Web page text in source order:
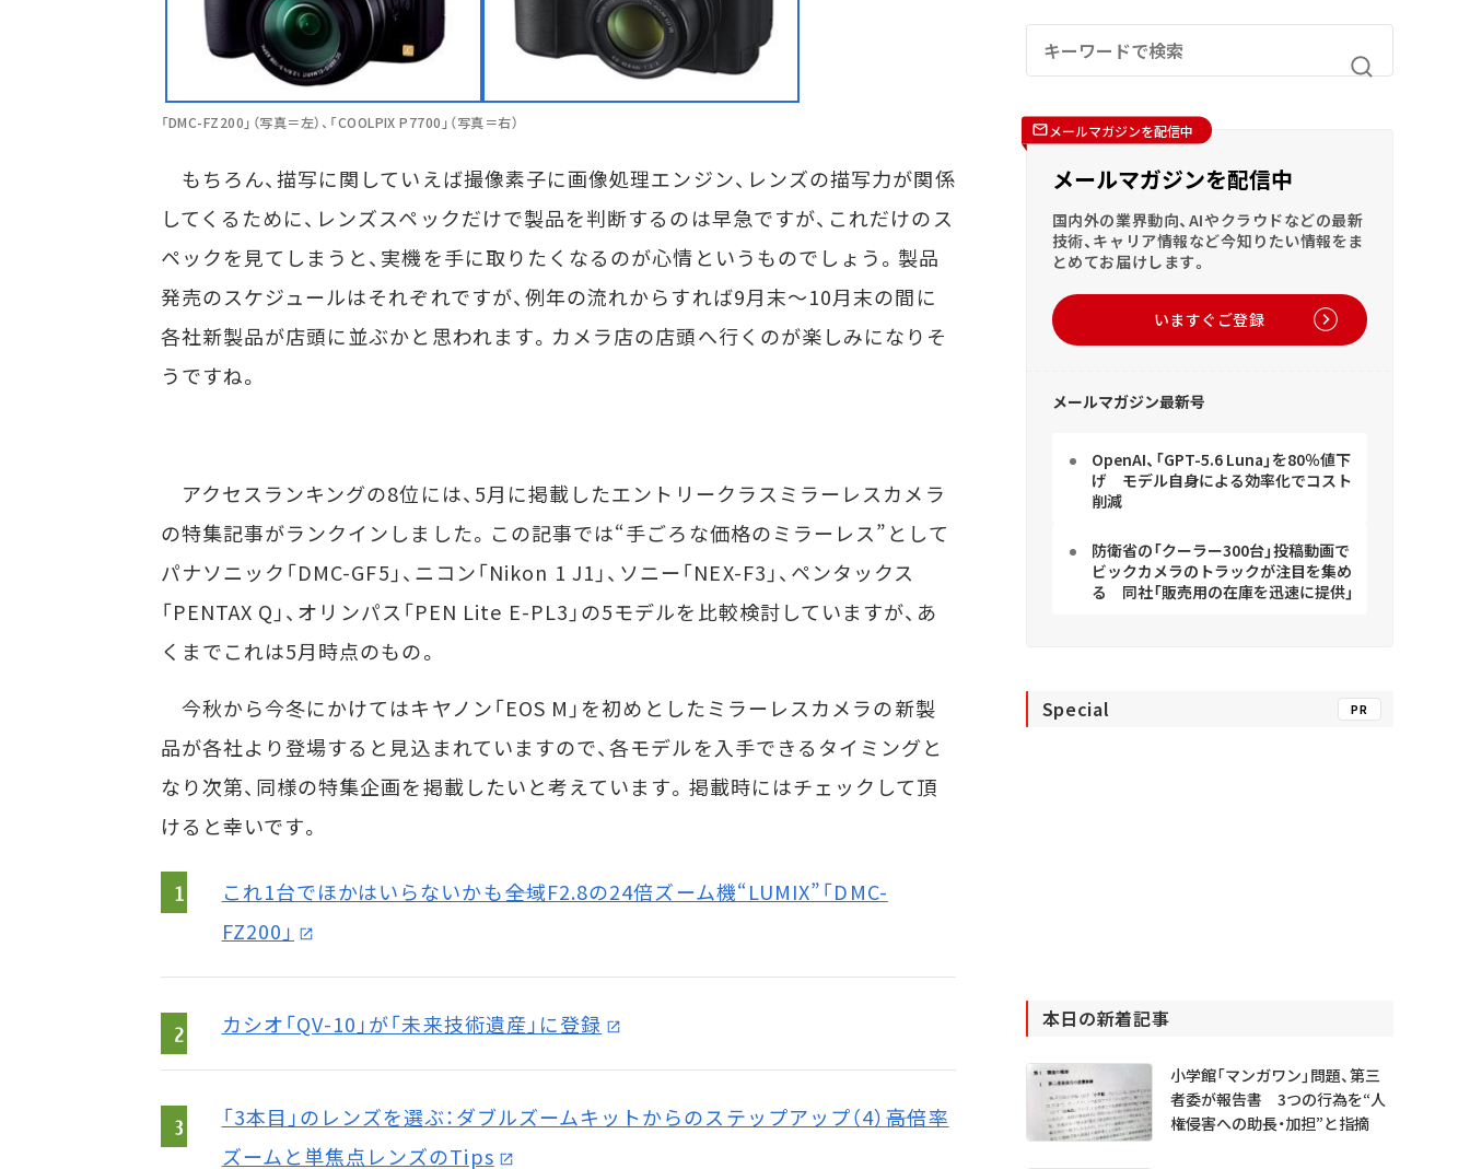
「DMC-FZ200」（写真＝左）、「COOLPIX P7700」（写真＝右）
もちろん、描写に関していえば撮像素子に画像処理エンジン、レンズの描写力が関係
してくるために、レンズスペックだけで製品を判断するのは早急ですが、これだけのス
ペックを見てしまうと、実機を手に取りたくなるのが心情というものでしょう。製品
発売のスケジュールはそれぞれですが、例年の流れからすれば9月末～10月末の間に
各社新製品が店頭に並ぶかと思われます。カメラ店の店頭へ行くのが楽しみになりそ
うですね。
アクセスランキングの8位には、5月に掲載したエントリークラスミラーレスカメラ
の特集記事がランクインしました。この記事では“手ごろな価格のミラーレス”として
パナソニック「DMC-GF5」、ニコン「Nikon 1 J1」、ソニー「NEX-F3」、ペンタックス
「PENTAX Q」、オリンパス「PEN Lite E-PL3」の5モデルを比較検討していますが、あ
くまでこれは5月時点のもの。
今秋から今冬にかけてはキヤノン「EOS M」を初めとしたミラーレスカメラの新製
品が各社より登場すると見込まれていますので、各モデルを入手できるタイミングと
なり次第、同様の特集企画を掲載したいと考えています。掲載時にはチェックして頂
けると幸いです。
これ1台でほかはいらないかも――全域F2.8の24倍ズーム機“LUMIX”「DMC-
FZ200」
カシオ「QV-10」が「未来技術遺産」に登録
「3本目」のレンズを選ぶ：ダブルズームキットからのステップアップ（4）――高倍率
ズームと単焦点レンズのTips
メールマガジンを配信中
メールマガジンを配信中
国内外の業界動向、AIやクラウドなどの最新
技術、キャリア情報など今知りたい情報をま
とめてお届けします。
いますぐご登録
メールマガジン最新号
OpenAI、「GPT-5.6 Luna」を80％値下
げ モデル自身による効率化でコスト
削減
防衛省の「クーラー300台」投稿動画で
ビックカメラのトラックが注目を集め
る 同社「販売用の在庫を迅速に提供」
Special PR
本日の新着記事
小学館「マンガワン」問題、第三
者委が報告書 3つの行為を“人
権侵害への助長・加担”と指摘